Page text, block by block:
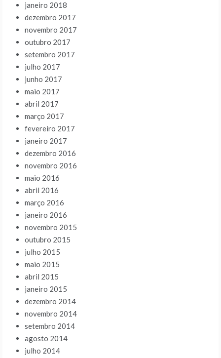
janeiro 2018
dezembro 2017
novembro 2017
outubro 2017
setembro 2017
julho 2017
junho 2017
maio 2017
abril 2017
março 2017
fevereiro 2017
janeiro 2017
dezembro 2016
novembro 2016
maio 2016
abril 2016
março 2016
janeiro 2016
novembro 2015
outubro 2015
julho 2015
maio 2015
abril 2015
janeiro 2015
dezembro 2014
novembro 2014
setembro 2014
agosto 2014
julho 2014